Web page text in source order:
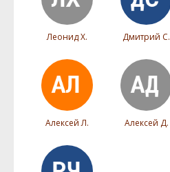
Леонид Х. Дмитрий С.
Алексей Л. Алексей Д.